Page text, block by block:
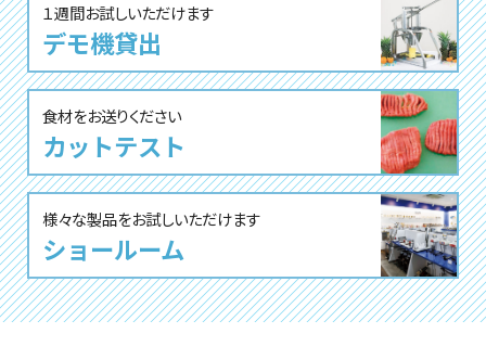
１週間お試しいただけます
デモ機貸出
⾷材をお送りください
カットテスト
様々な製品をお試しいただけます
ショールーム